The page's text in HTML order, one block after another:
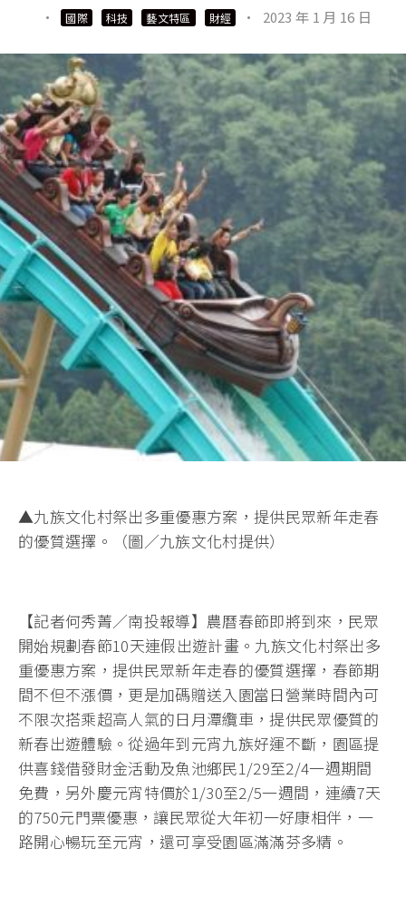
· 國際 科技 藝文特區 財經 · 2023 年 1 月 16 日
▲九族文化村祭出多重優惠方案，提供民眾新年走春
的優質選擇。（圖／九族文化村提供）
【記者何秀菁／南投報導】農曆春節即將到來，民眾
開始規劃春節10天連假出遊計畫。九族文化村祭出多
重優惠方案，提供民眾新年走春的優質選擇，春節期
間不但不漲價，更是加碼贈送入園當日營業時間內可
不限次搭乘超高人氣的日月潭纜車，提供民眾優質的
新春出遊體驗。從過年到元宵九族好運不斷，園區提
供喜錢借發財金活動及魚池鄉民1/29至2/4一週期間
免費，另外慶元宵特價於1/30至2/5一週間，連續7天
的750元門票優惠，讓民眾從大年初一好康相伴，一
路開心暢玩至元宵，還可享受園區滿滿芬多精。